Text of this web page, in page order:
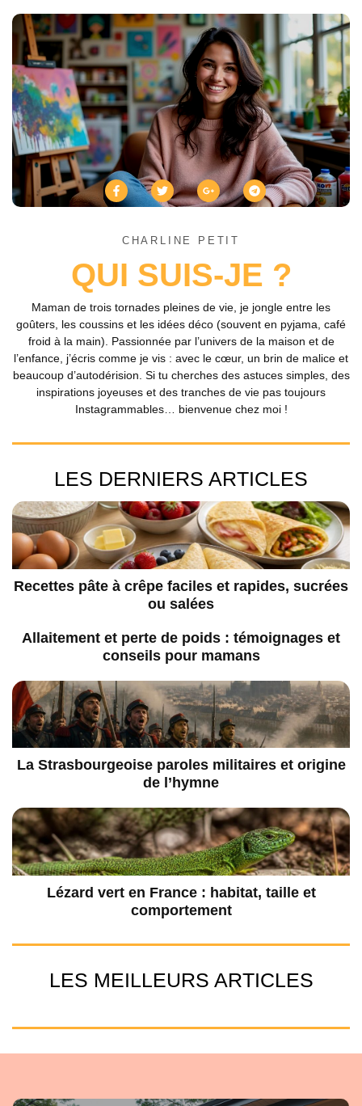
CHARLINE PETIT
QUI SUIS-JE ?
Maman de trois tornades pleines de vie, je jongle entre les
goûters, les coussins et les idées déco (souvent en pyjama, café
froid à la main). Passionnée par l’univers de la maison et de
l’enfance, j’écris comme je vis : avec le cœur, un brin de malice et
beaucoup d’autodérision. Si tu cherches des astuces simples, des
inspirations joyeuses et des tranches de vie pas toujours
Instagrammables… bienvenue chez moi !
LES DERNIERS ARTICLES
Recettes pâte à crêpe faciles et rapides, sucrées
ou salées
Allaitement et perte de poids : témoignages et
conseils pour mamans
La Strasbourgeoise paroles militaires et origine
de l’hymne
Lézard vert en France : habitat, taille et
comportement
LES MEILLEURS ARTICLES